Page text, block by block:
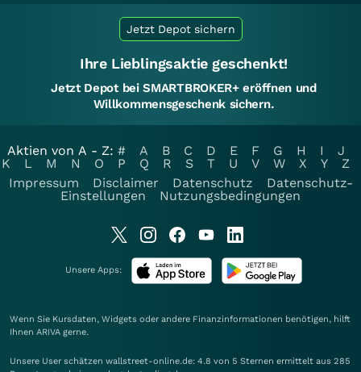
Jetzt Depot sichern
Ihre Lieblingsaktie geschenkt!
Jetzt Depot bei SMARTBROKER+ eröffnen und
Willkommensgeschenk sichern.
Aktien von A - Z: # A B C D E F G H I
J
K
L M N O P Q R S T U V W X Y
Z
Impressum
Disclaimer Datenschutz
Datenschutz-
Einstellungen
Nutzungsbedingungen
Unsere Apps:
Wenn Sie Kursdaten, Widgets oder andere Finanzinformationen benötigen, hilft
Ihnen ARIVA gerne.
Unsere User schätzen wallstreet-online.de: 4.8 von 5 Sternen ermittelt aus 285